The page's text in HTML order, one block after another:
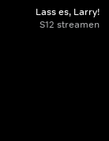
Lass es, Larry!
S12 streamen